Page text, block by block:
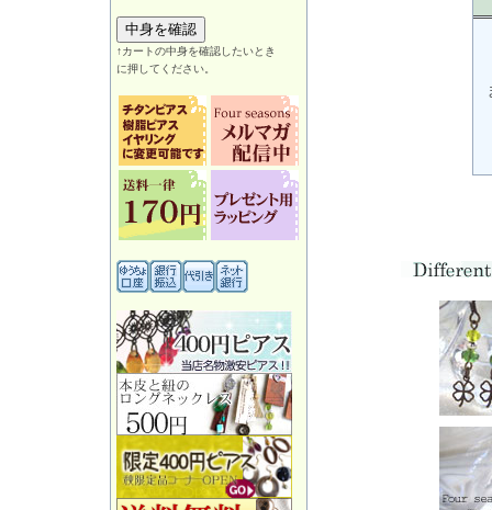
↑カートの中身を確認したいとき
に押してください。